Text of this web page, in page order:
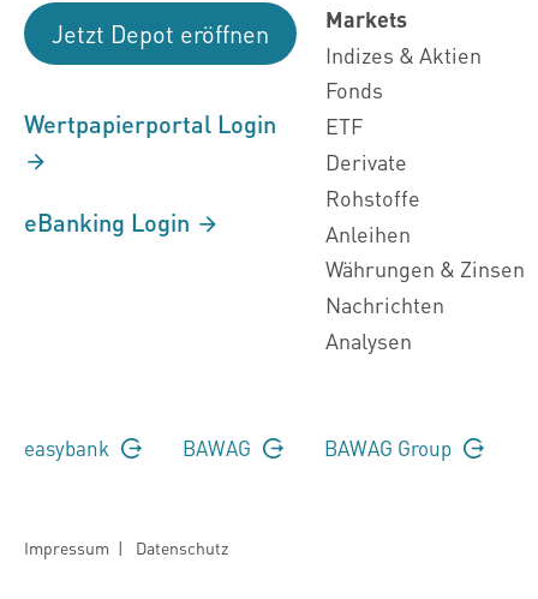
Jetzt Depot eröffnen
Wertpapierportal Login
eBanking Login
Markets
Indizes & Aktien
Fonds
ETF
Derivate
Rohstoffe
Anleihen
Währungen & Zinsen
Nachrichten
Analysen
easybank BAWAG BAWAG Group
Impressum | Datenschutz